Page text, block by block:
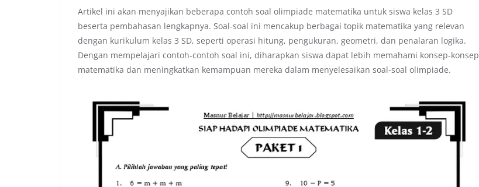
Artikel ini akan menyajikan beberapa contoh soal olimpiade matematika untuk siswa kelas 3 SD
beserta pembahasan lengkapnya. Soal-soal ini mencakup berbagai topik matematika yang relevan
dengan kurikulum kelas 3 SD, seperti operasi hitung, pengukuran, geometri, dan penalaran logika.
Dengan mempelajari contoh-contoh soal ini, diharapkan siswa dapat lebih memahami konsep-konsep
matematika dan meningkatkan kemampuan mereka dalam menyelesaikan soal-soal olimpiade.